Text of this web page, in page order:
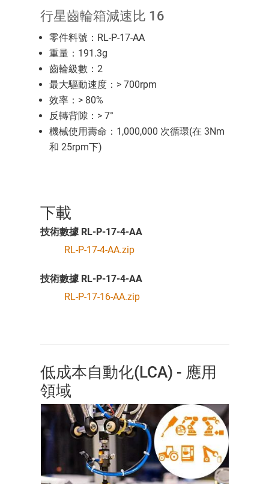
行星齒輪箱減速比 16
零件料號：RL-P-17-AA
重量：191.3g
齒輪級數：2
最大驅動速度：> 700rpm
效率：> 80%
反轉背隙：> 7°
機械使用壽命：1,000,000 次循環(在 3Nm
和 25rpm下)
下載
技術數據 RL-P-17-4-AA
RL-P-17-4-AA.zip
技術數據 RL-P-17-4-AA
RL-P-17-16-AA.zip
低成本自動化(LCA) - 應用
領域